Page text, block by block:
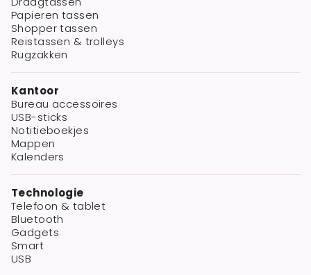
Papieren tassen
Shopper tassen
Reistassen & trolleys
Rugzakken
Kantoor
Bureau accessoires
USB-sticks
Notitieboekjes
Mappen
Kalenders
Technologie
Telefoon & tablet
Bluetooth
Gadgets
Smart
USB